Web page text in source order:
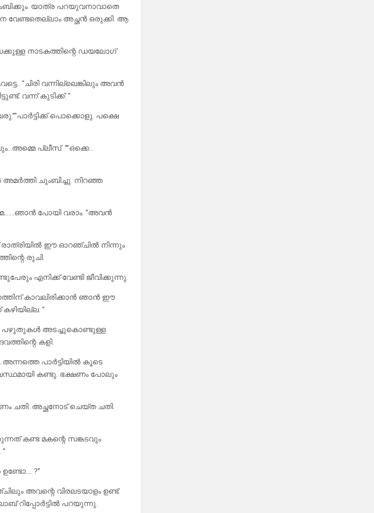
യാത്ര പറയുവനാവാതെ
വേണ്ടതെല്ലാം അച്ഛൻ ഒരുക്കി. ആ
നാടകത്തിന്റെ ഡയലോഗ്
“ചിരി വന്നില്ലെങ്കിലും അവൻ
വന്ന് കുടിക്ക്. ”
പൊക്കൊളു. പക്ഷെ
പ്ലീസ്. “”ഒക്കെ…
അമർത്തി ചുംബിച്ചു. നിറഞ്ഞ
പോയി വരാം. “അവൻ
രാത്രിയിൽ ഈ ഓറഞ്ചിൽ നിന്നും
രുചി.
എനിക്ക് വേണ്ടി ജീവിക്കുന്നു.
കാവലിരിക്കാൻ ഞാൻ ഈ
”
പഴുതുകൾ അടച്ചുകൊണ്ടുള്ള
കളി.
പാർട്ടിയിൽ കൂടെ
കണ്ടു. ഭക്ഷണം പോലും
ചതി. അച്ഛനോട് ചെയ്ത ചതി.
കണ്ട മകന്റെ സങ്കടവും
?”
അവന്റെ വിരലടയാളം ഉണ്ട്.
റിപ്പോർട്ടിൽ പറയുന്നു.